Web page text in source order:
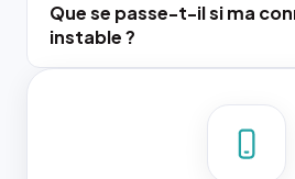
Que se passe-t-il si ma
instable ?